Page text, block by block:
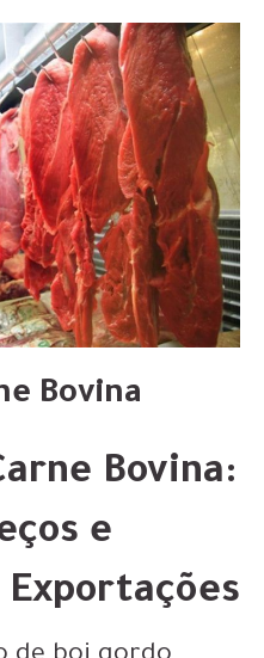
Bovina
Bovina:
e